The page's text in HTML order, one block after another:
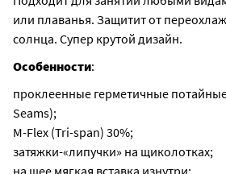
или плаванья. Защитит от
солнца. Супер крутой дизайн.
Особенности:
проклеенные герметичные
Seams);
M-Flex (Tri-span) 30%;
затяжки-«липучки» на щиколотках;
на шее мягкая вставка изнутри;